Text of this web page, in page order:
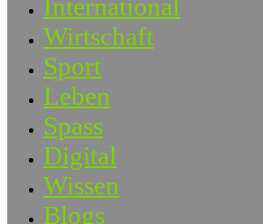
International
Wirtschaft
Sport
Leben
Spass
Digital
Wissen
Blogs